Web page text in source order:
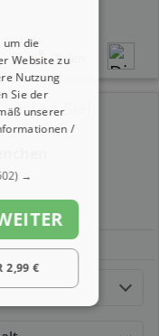
Teilen
Sie!
um die
Website zu
Nutzung
Sie der
unserer
/
→
2,99 €